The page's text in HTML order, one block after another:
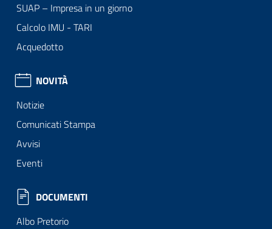
SUAP – Impresa in un giorno
Calcolo IMU - TARI
Acquedotto
NOVITÀ
Notizie
Comunicati Stampa
Avvisi
Eventi
DOCUMENTI
Albo Pretorio